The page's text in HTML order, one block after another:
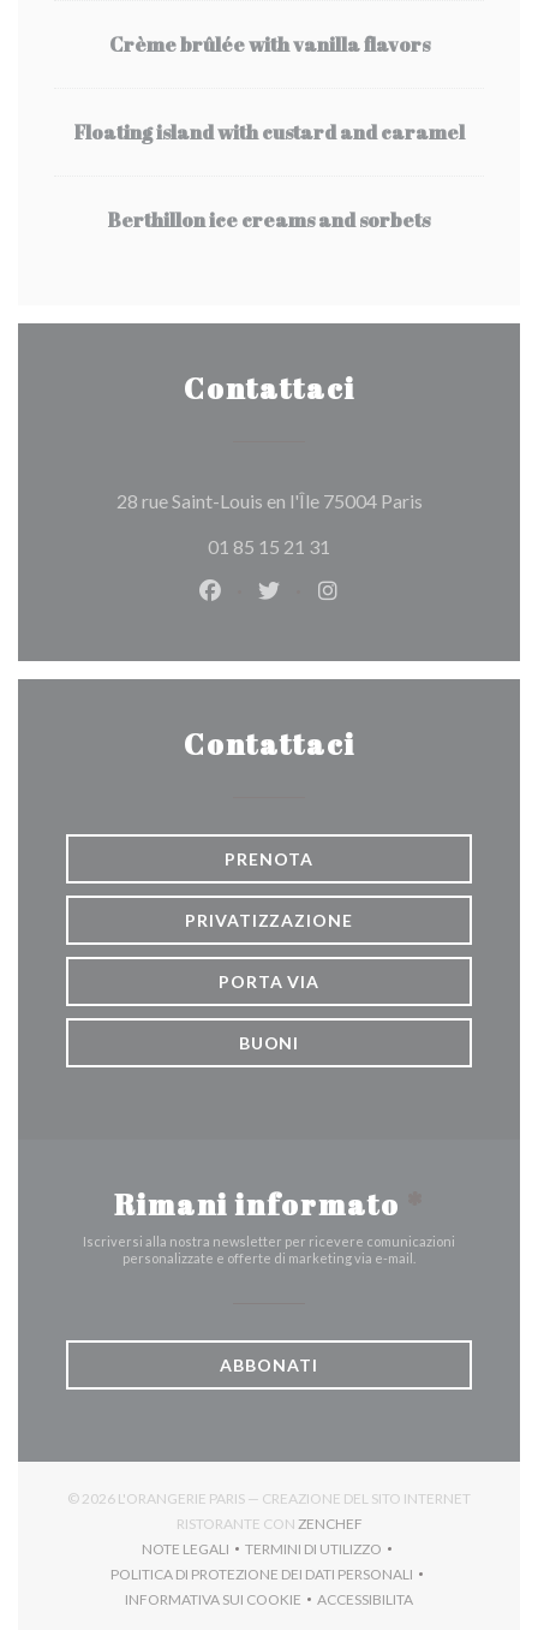
Crème brûlée with vanilla flavors
Floating island with custard and caramel
Berthillon ice creams and sorbets
Contattaci
28 rue Saint-Louis en l'Île 75004 Paris((apre una
01 85 15 21 31
Facebook ((apre una nuova
Twitter ((apre una nuova
Instagram ((apre una
Contattaci
PRENOTA
PRIVATIZZAZIONE
PORTA VIA
BUONI
Rimani informato
Iscriversi alla nostra newsletter per ricevere comunicazioni
personalizzate e offerte di marketing via e-mail.
ABBONATI
© 2026 L'ORANGERIE PARIS — CREAZIONE DEL SITO INTERNET
RISTORANTE CON ZENCHEF((APRE UNA NUOVA
NOTE LEGALI
((APRE UNA NUOVA FINESTRA))
TERMINI DI UTILIZZO
((APRE UNA NUOVA FINESTRA))
POLITICA DI PROTEZIONE DEI DATI PERSONALI
((APRE UNA NUOVA FINESTRA))
INFORMATIVA SUI COOKIE
((APRE UNA NUOVA FINESTRA))
ACCESSIBILITA
((APRE UNA NUOVA